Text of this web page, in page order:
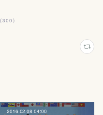
(300 )
2016.02.08 04:00